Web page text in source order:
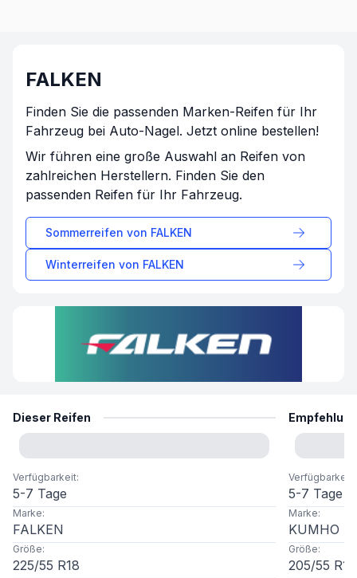
FALKEN
Finden Sie die passenden Marken-Reifen für Ihr
Fahrzeug bei Auto-Nagel. Jetzt online bestellen!
Wir führen eine große Auswahl an Reifen von
zahlreichen Herstellern. Finden Sie den
passenden Reifen für Ihr Fahrzeug.
Sommerreifen von FALKEN
Winterreifen von FALKEN
Dieser Reifen
Verfügbarkeit:
5-7 Tage
Marke:
FALKEN
Größe:
225/55 R18
Verfügbarkeit
5-7 Tage
Marke:
KUMHO
Größe:
205/55 R16